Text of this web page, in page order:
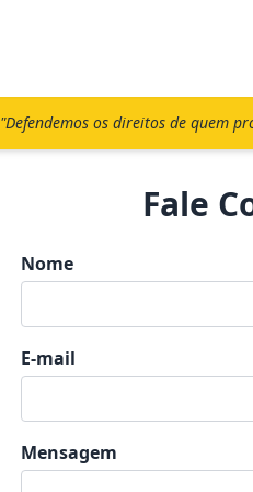
"Defendemos os direitos de quem
Fale
Nome
E-mail
Mensagem